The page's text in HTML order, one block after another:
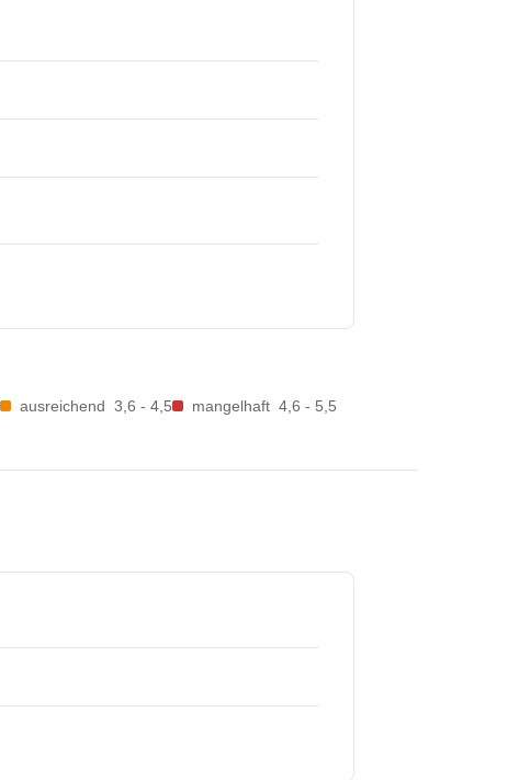
ausreichend 3,6 - 4,5 mangelhaft 4,6 - 5,5